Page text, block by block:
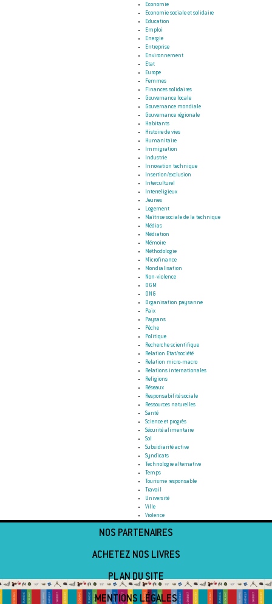
Economie
Economie sociale et solidaire
Education
Emploi
Energie
Entreprise
Environnement
Etat
Europe
Femmes
Finances solidaires
Gouvernance locale
Gouvernance mondiale
Gouvernance régionale
Habitants
Histoire de vies
Humanitaire
Immigration
Industrie
Innovation technique
Insertion/exclusion
Interculturel
Interreligieux
Jeunes
Logement
Maîtrise sociale de la technique
Médias
Médiation
Mémoire
Méthodologie
Microfinance
Mondialisation
Non-violence
OGM
ONG
Organisation paysanne
Paix
Paysans
Pêche
Politique
Recherche scientifique
Relation Etat/société
Relation micro-macro
Relations internationales
Religions
Réseaux
Responsabilité sociale
Ressources naturelles
Santé
Science et progrès
Sécurité alimentaire
Sol
Subsidiarité active
Syndicats
Technologie alternative
Temps
Tourisme responsable
Travail
Université
Ville
Violence
NOS PARTENAIRES
ACHETEZ NOS LIVRES
PLAN DU SITE
MENTIONS LÉGALES